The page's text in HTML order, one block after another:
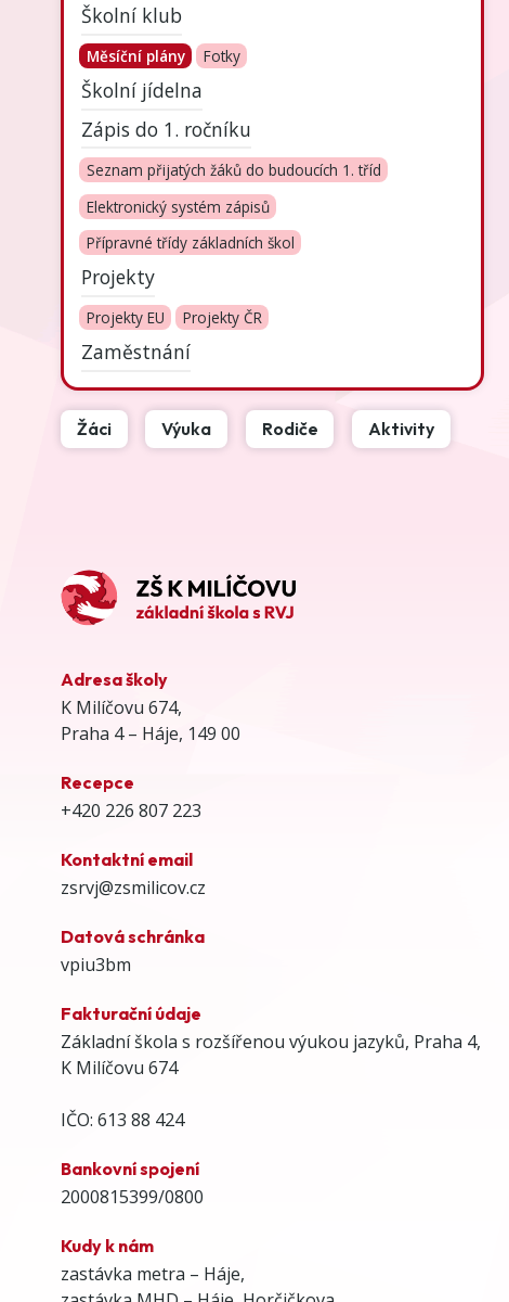
Školní klub
Měsíční plány Fotky
Školní jídelna
Zápis do 1. ročníku
Seznam přijatých žáků do budoucích 1. tříd
Elektronický systém zápisů
Přípravné třídy základních škol
Projekty
Projekty EU Projekty ČR
Zaměstnání
Žáci Výuka Rodiče Aktivity
Adresa školy
K Milíčovu 674,
Praha 4 – Háje, 149 00
Recepce
+420 226 807 223
Kontaktní email
zsrvj@zsmilicov.cz
Datová schránka
vpiu3bm
Fakturační údaje
Základní škola s rozšířenou výukou jazyků, Praha 4,
K Milíčovu 674
IČO: 613 88 424
Bankovní spojení
2000815399/0800
Kudy k nám
zastávka metra – Háje,